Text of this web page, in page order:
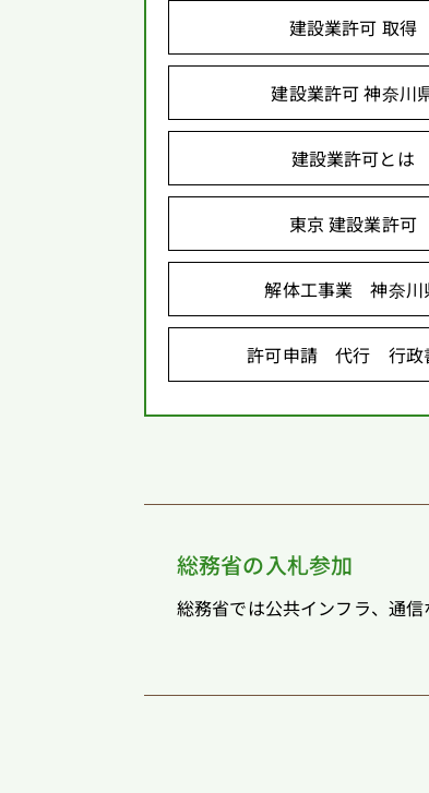
建設業許可 取得
建設業許可 神奈川
建設業許可とは
東京 建設業許可
解体工事業 神奈川
許可申請 代行 行政
総務省の入札参加
総務省では公共インフラ、通